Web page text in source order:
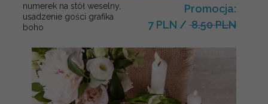
numerek na stół weselny,
usadzenie gości grafika
boho
Promocja:
7 PLN / 8.50 PLN